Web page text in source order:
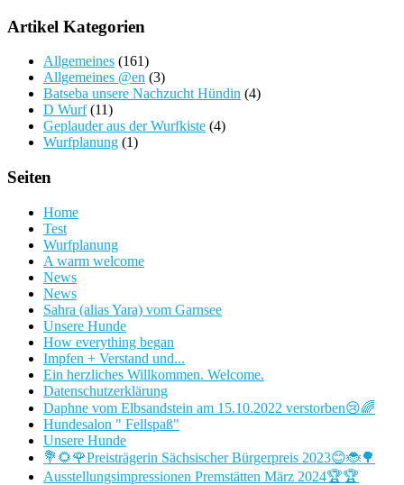
Artikel Kategorien
Allgemeines (161)
Allgemeines @en (3)
Batseba unsere Nachzucht Hündin (4)
D Wurf(11)
Geplauder aus der Wurfkiste (4)
Wurfplanung (1)
Seiten
Home
Test
Wurfplanung
A warm welcome
News
News
Sahra (alias Yara) vom Garnsee
Unsere Hunde
How everything began
Impfen + Verstand und...
Ein herzliches Willkommen. Welcome.
Datenschutzerklärung
Daphne vom Elbsandstein am 15.10.2022 verstorben😢🌈
Hundesalon " Fellspaß"
Unsere Hunde
💐🌻🌹Preisträgerin Sächsischer Bürgerpreis 2023😊🐞🌳
Ausstellungsimpressionen Premstätten März 2024🏆🏆